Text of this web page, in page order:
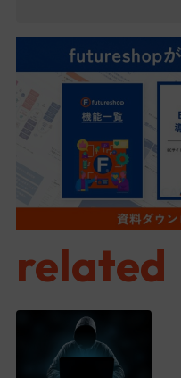
related